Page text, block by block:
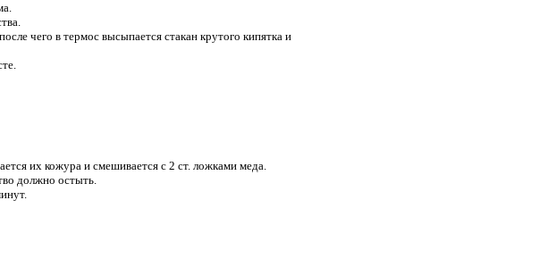
чего в термос высыпается стакан крутого кипятка и
их кожура и смешивается с 2 ст. ложками меда.
должно остыть.